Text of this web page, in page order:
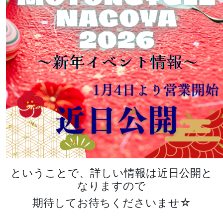
ということで、詳しい情報は近日公開と
なりますので
期待してお待ちくださいませ☆